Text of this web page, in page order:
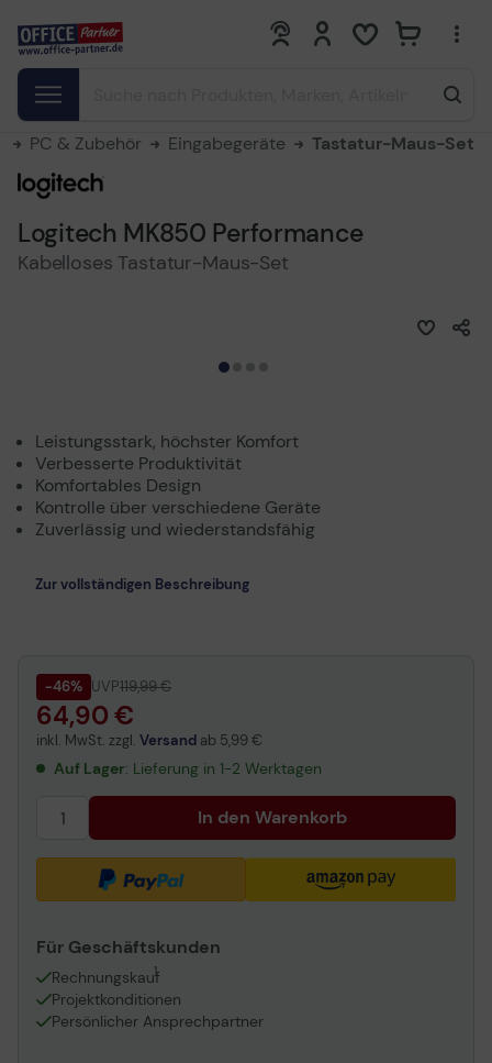
0 0
PC & Zubehör Eingabegeräte Tastatur-Maus-Set
Logitech MK850 Performance
Kabelloses Tastatur-Maus-Set
Leistungsstark, höchster Komfort
Verbesserte Produktivität
Komfortables Design
Kontrolle über verschiedene Geräte
Zuverlässig und wiederstandsfähig
Zur vollständigen Beschreibung
-46% UVP119,99 €
64,90 €
inkl. MwSt. zzgl. Versand ab 5,99 €
Auf Lager: Lieferung in 1-2 Werktagen
In den Warenkorb
Für Geschäftskunden
Rechnungskauf
1
Projektkonditionen
Persönlicher Ansprechpartner